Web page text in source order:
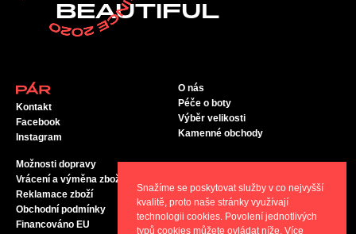
BEAUTIFUL
Kontakt
Facebook
Instagram
O nás
Péče o boty
Výběr velikosti
Kamenné obchody
Možnosti dopravy
Vrácení a výměna zboží
Reklamace zboží
Obchodní podmínky
Financováno EU
Snažíme se poskytovat služby v co nejvyšší
kvalitě, proto naše stránky využívají
technologii cookies. Povolení jednotlivých
typů cookies můžete ovládat níže. Více